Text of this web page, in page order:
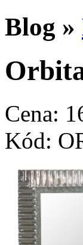
Blog »
Cena:
Kód: